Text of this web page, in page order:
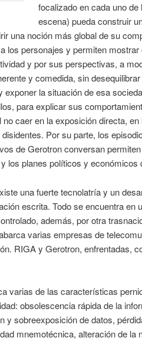
focalizado en cada uno
escena) pueda construir
una noción más global de su
los personajes y permiten
y por sus perspectivas, a
y comedida, sin
exponer la situación de esa
para explicar sus
no caer en la exposición directa,
Por su parte, los
de Gerotron conversan
los planes políticos y económicos
una fuerte tecnolatría y un
escrita. Todo se encuentra en
además, por otra
varias empresas de
RIGA y Gerotron, enfrentadas,
varias de las características
obsolescencia rápida de la
y sobreexposición de datos,
mnemotécnica, alteración de la